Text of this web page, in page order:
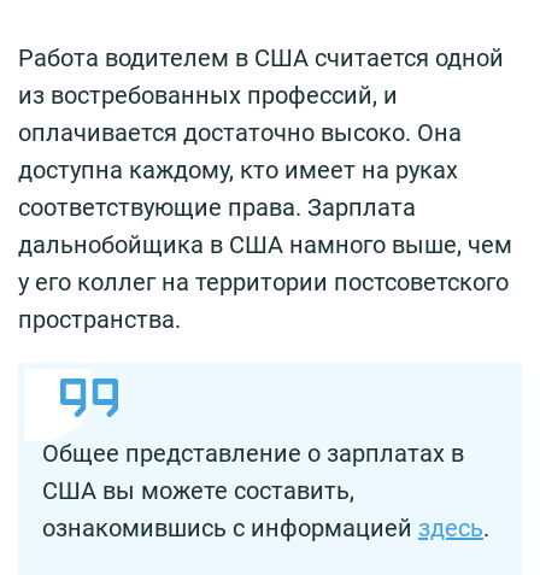
Работа водителем в США считается одной
из востребованных профессий, и
оплачивается достаточно высоко. Она
доступна каждому, кто имеет на руках
соответствующие права. Зарплата
дальнобойщика в США намного выше, чем
у его коллег на территории постсоветского
пространства.
Общее представление о зарплатах в
США вы можете составить,
ознакомившись с информацией здесь.